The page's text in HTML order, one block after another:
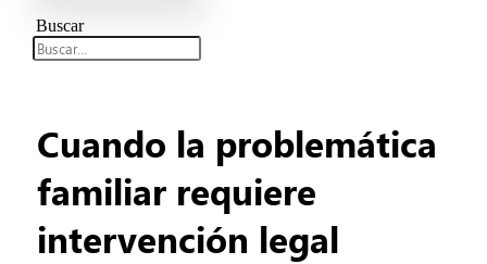
Buscar
Cuando la problemática
familiar requiere
intervención legal